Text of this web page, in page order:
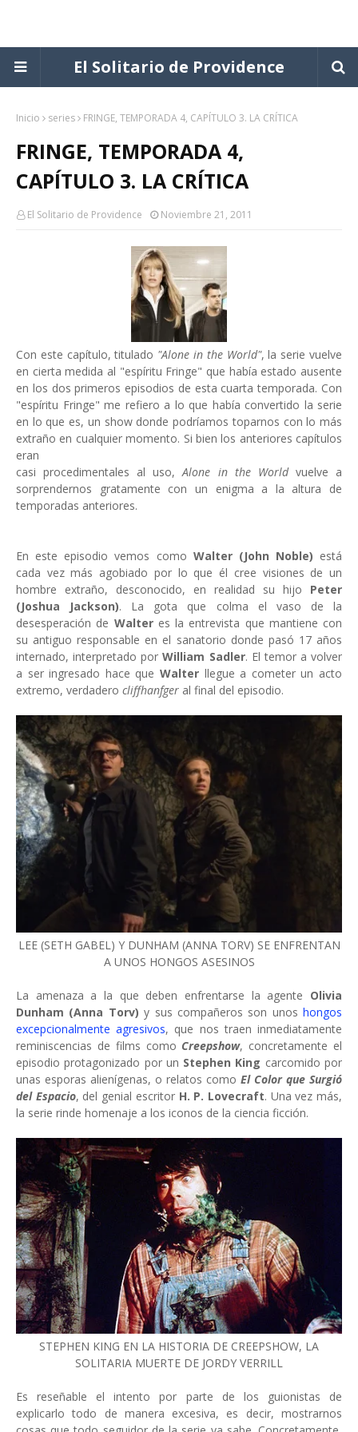
El Solitario de Providence
Inicio series FRINGE, TEMPORADA 4, CAPÍTULO 3. LA CRÍTICA
FRINGE, TEMPORADA 4,
CAPÍTULO 3. LA CRÍTICA
El Solitario de Providence Noviembre 21, 2011
Con este capítulo, titulado "Alone in the World", la serie vuelve
en cierta medida al "espíritu Fringe" que había estado ausente
en los dos primeros episodios de esta cuarta temporada. Con
"espíritu Fringe" me refiero a lo que había convertido la serie
en lo que es, un show donde podríamos toparnos con lo más
extraño en cualquier momento. Si bien los anteriores capítulos
eran
casi procedimentales al uso,Alone in the Worldvuelve a
sorprendernos gratamente con un enigma a la altura de
temporadas anteriores.
En este episodio vemos como Walter (John Noble) está
cada vez más agobiado por lo que él cree visiones de un
hombre extraño, desconocido, en realidad su hijo Peter
(Joshua Jackson). La gota que colma el vaso de la
desesperación de Walteres la entrevista que mantiene con
su antiguo responsable en el sanatorio donde pasó 17 años
internado, interpretado porWilliam Sadler. El temor a volver
a ser ingresado hace que Walter llegue a cometer un acto
extremo, verdadero cliffhanfger al final del episodio.
LEE (SETH GABEL) Y DUNHAM (ANNA TORV) SE ENFRENTAN
A UNOS HONGOS ASESINOS
La amenaza a la que deben enfrentarse la agente Olivia
Dunham (Anna Torv)y sus compañeros son unos hongos
excepcionalmente agresivos, que nos traen inmediatamente
reminiscencias de films como Creepshow, concretamente el
episodio protagonizado por un Stephen King carcomido por
unas esporas alienígenas, o relatos como El Color que Surgió
del Espacio, del genial escritor H. P. Lovecraft. Una vez más,
la serie rinde homenaje a los iconos de la ciencia ficción.
STEPHEN KING EN LA HISTORIA DE CREEPSHOW, LA
SOLITARIA MUERTE DE JORDY VERRILL
Es reseñable el intento por parte de los guionistas de
explicarlo todo de manera excesiva, es decir, mostrarnos